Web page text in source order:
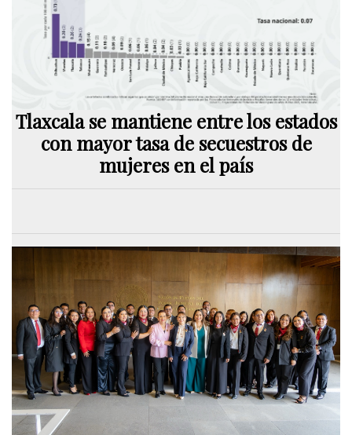
Tlaxcala se mantiene entre los estados
con mayor tasa de secuestros de
mujeres en el país